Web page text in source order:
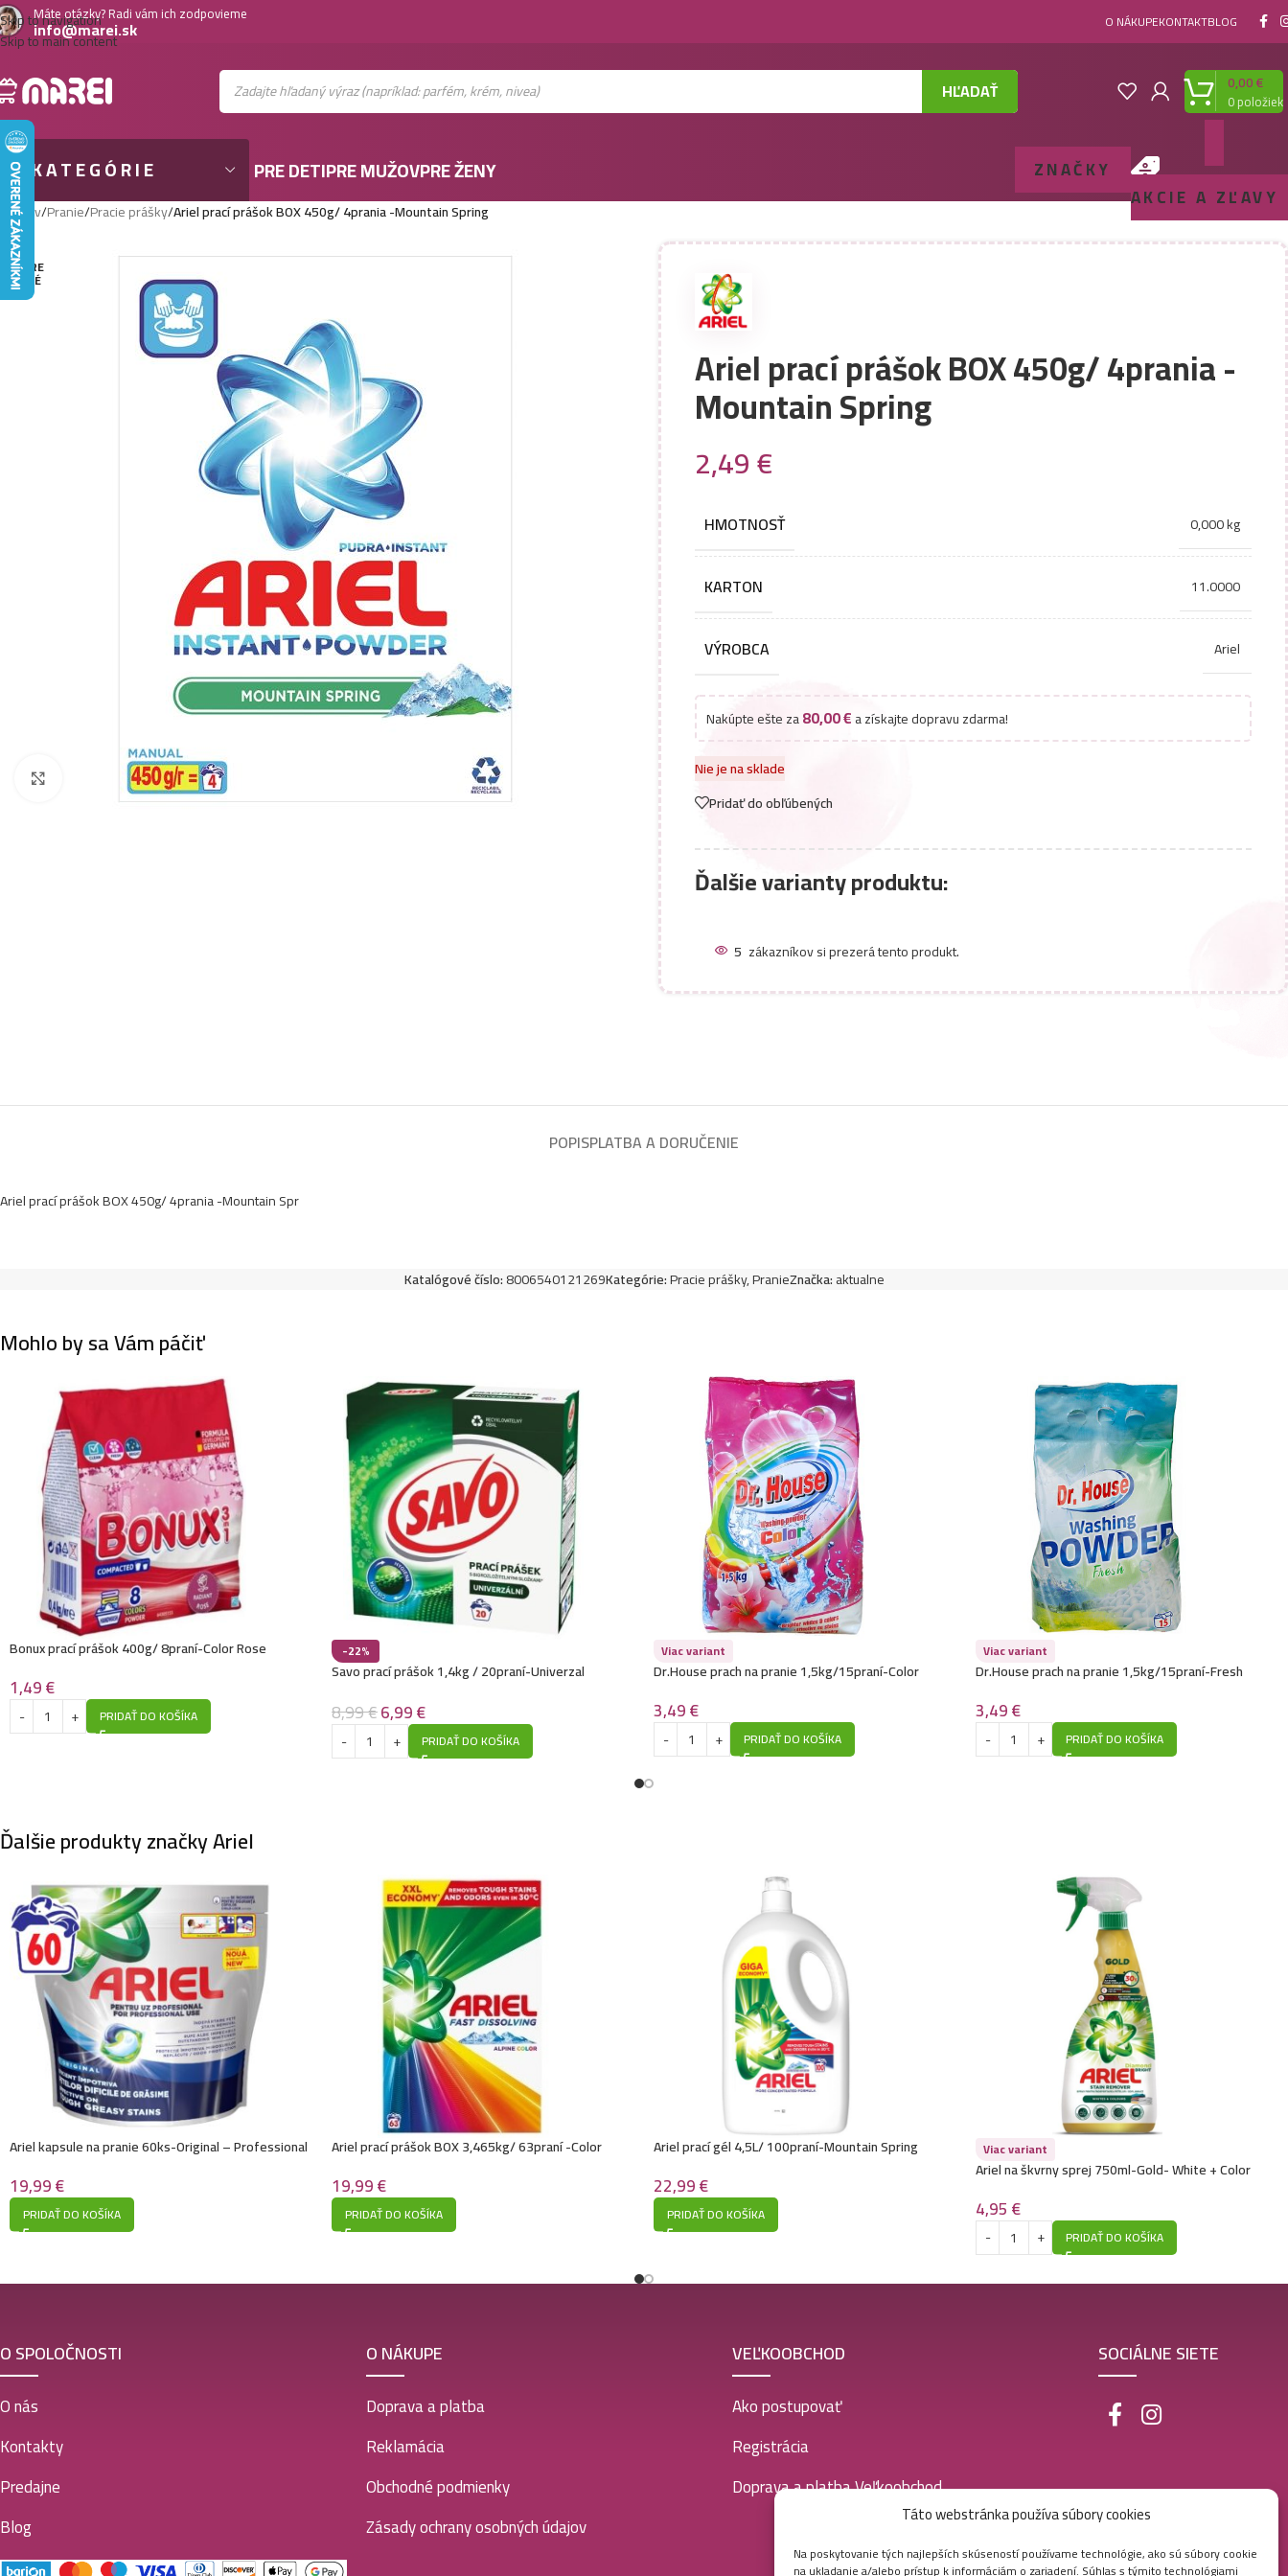
Táto webstránka používa súbory cookies
Na poskytovanie tých najlepších skúseností používame technológie, ako sú súbory cookie
na ukladanie a/alebo prístup k informáciám o zariadení. Súhlas s týmito technológiami
Skip to navigation
Skip to main content
Máte otázky? Radi vám ich zodpovieme
info@marei.sk O NÁKUPEKONTAKTBLOG
HĽADAŤ 0položiek
0,00€
KATEGÓRIE PRE DETIPRE MUŽOVPRE ŽENY
ZNAČKY
AKCIE A ZĽAVY
Domov/Pranie/Pracie prášky/Ariel prací prášok BOX 450g/ 4prania -Mountain Spring
VYPRE
DANÉ
Zobraziť väčší obrázok
Ariel prací prášok BOX 450g/ 4prania -
Mountain Spring
2,49€
HMOTNOSŤ 0,000 kg
KARTON 11.0000
VÝROBCA Ariel
Nakúpte ešte za80,00€a získajte dopravu zdarma!
Nie je na sklade
Pridať do obľúbených
Ďalšie varianty produktu:
5 zákazníkov si prezerá tento produkt.
POPISPLATBA A DORUČENIE
Ariel prací prášok BOX 450g/ 4prania -Mountain Spr
Katalógové číslo:8006540121269Kategórie:Pracie prášky,PranieZnačka:aktualne
Mohlo by sa Vám páčiť
Bonux prací prášok 400g/ 8praní-Color Rose
1,49€
PRIDAŤ DO KOŠÍKA
-22%
Savo prací prášok 1,4kg / 20praní-Univerzal
8,99€6,99€
PRIDAŤ DO KOŠÍKA
Viac variant
Dr.House prach na pranie 1,5kg/15praní-Color
3,49€
PRIDAŤ DO KOŠÍKA
Viac variant
Dr.House prach na pranie 1,5kg/15praní-Fresh
3,49€
PRIDAŤ DO KOŠÍKA
Ďalšie produkty značky Ariel
Ariel kapsule na pranie 60ks-Original – Professional
19,99€
PRIDAŤ DO KOŠÍKA
Ariel prací prášok BOX 3,465kg/ 63praní -Color
19,99€
PRIDAŤ DO KOŠÍKA
Ariel prací gél 4,5L/ 100praní-Mountain Spring
22,99€
PRIDAŤ DO KOŠÍKA
Viac variant
Ariel na škvrny sprej 750ml-Gold- White + Color
4,95€
PRIDAŤ DO KOŠÍKA
O SPOLOČNOSTI
O nás
Kontakty
Predajne
Blog
O NÁKUPE
Doprava a platba
Reklamácia
Obchodné podmienky
Zásady ochrany osobných údajov
VEĽKOOBCHOD
Ako postupovať
Registrácia
Doprava a platba Veľkoobchod
SOCIÁLNE SIETE